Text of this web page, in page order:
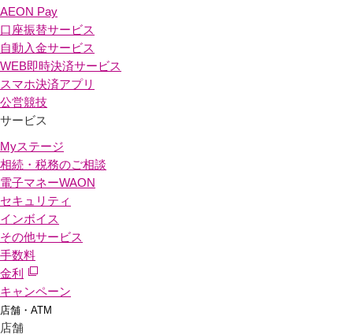
AEON Pay
口座振替サービス
自動入金サービス
WEB即時決済サービス
スマホ決済アプリ
公営競技
サービス
Myステージ
相続・税務のご相談
電子マネーWAON
セキュリティ
インボイス
その他サービス
手数料
金利
キャンペーン
店舗・ATM
店舗